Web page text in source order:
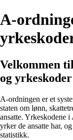
A-
Velkommen
og
A-ordningen er et
staten om lønn,
ansatte. Yrkeskodene
yrker de ansatte har,
statistikk.